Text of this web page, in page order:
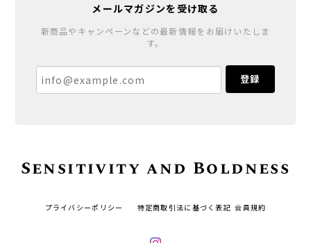
メールマガジンを受け取る
新商品やキャンペーンなどの最新情報をお届けいたしま
す。
登録
Sensitivity and Boldness
プライバシーポリシー 特定商取引法に基づく表記 会員規約